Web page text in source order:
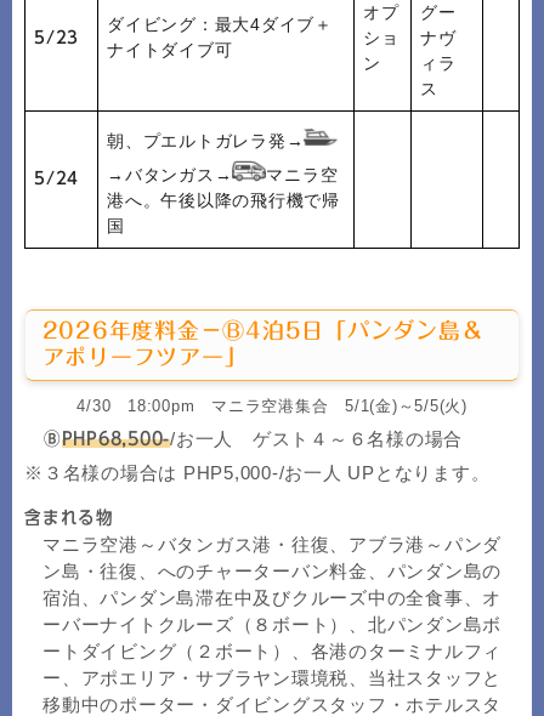
5/23
ダイビング：最大4ダイブ＋
ナイトダイブ可
オプ
ショ
ン
グー
ナヴ
ィラ
ス
5/24
朝、プエルトガレラ発→
→バタンガス→
マニラ空
港へ。午後以降の飛行機で帰
国
2026年度料金－Ⓑ4泊5日「パンダン島＆
アポリーフツアー」
4/30 18:00pm マニラ空港集合 5/1(金)～5/5(火)
ⒷPHP68,500-/お一人 ゲスト４～６名様の場合
※３名様の場合は PHP5,000-/お一人 UPとなります。
含まれる物
マニラ空港～バタンガス港・往復、アブラ港～パンダ
ン島・往復、へのチャーターバン料金、パンダン島の
宿泊、パンダン島滞在中及びクルーズ中の全食事、オ
ーバーナイトクルーズ（８ボート）、北パンダン島ボ
ートダイビング（２ボート）、各港のターミナルフィ
ー、アポエリア・サブラヤン環境税、当社スタッフと
移動中のポーター・ダイビングスタッフ・ホテルスタ